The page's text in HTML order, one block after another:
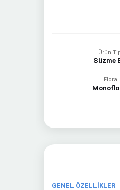
Ürün
Süzme
Flora
GENEL ÖZELLİKLER